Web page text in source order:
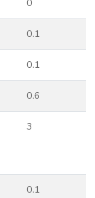
0
0.1
0.1
0.6
3
0.1